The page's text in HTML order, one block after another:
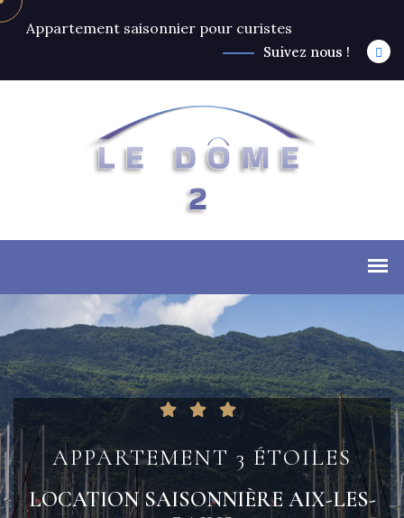
Appartement saisonnier pour curistes
Suivez nous !
Situé en plein coeur d'Aix-les bains
Appartement saisonnier proche tous
commerces